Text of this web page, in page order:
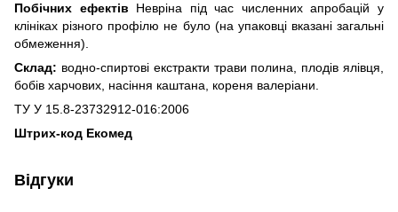
Побічних ефектів Невріна під час численних апробацій у
клініках різного профілю не було (на упаковці вказані загальні
обмеження).
Склад: водно-спиртові екстракти трави полина, плодів ялівця,
бобів харчових, насіння каштана, кореня валеріани.
ТУ У 15.8-23732912-016:2006
Штрих-код Екомед
Відгуки